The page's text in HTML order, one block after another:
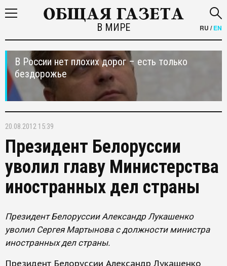
В МИРЕ RU /EN
В России нет плохих дорог – есть только
бездорожье
20.08.2012 15:39
Президент Белоруссии
уволил главу Министерства
иностранных дел страны
Президент Белоруссии Александр Лукашенко
уволил Сергея Мартынова с должности министра
иностранных дел страны.
Президент Белоруссии Александр Лукашенко